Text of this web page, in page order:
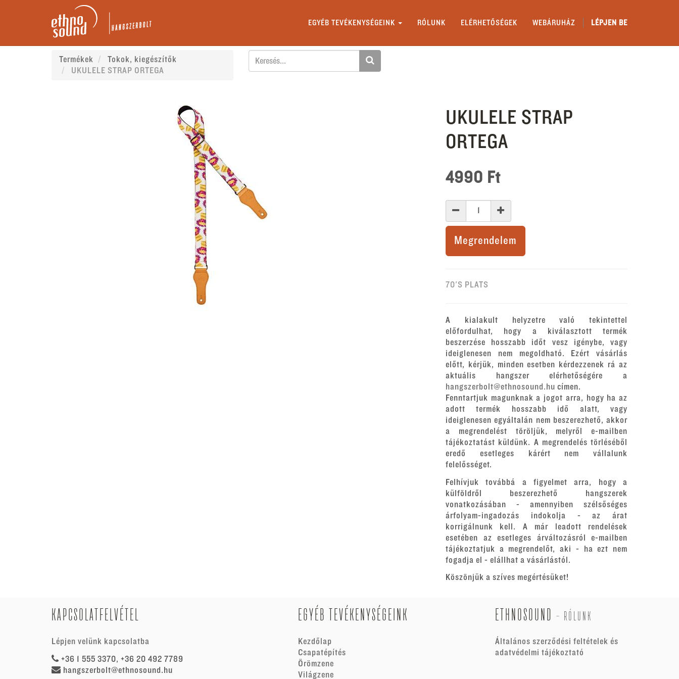
EGYÉB TEVÉKENYSÉGEINK RÓLUNK ELÉRHETŐSÉGEK WEBÁRUHÁZ LÉPJEN BE
Termékek
Tokok, kiegészítők
UKULELE STRAP ORTEGA
UKULELE STRAP
ORTEGA
4990 Ft
Megrendelem
70'S PLATS
A kialakult helyzetre való tekintettel
előfordulhat, hogy a kiválasztott termék
beszerzése hosszabb időt vesz igénybe, vagy
ideiglenesen nem megoldható. Ezért vásárlás
előtt, kérjük, minden esetben kérdezzenek rá az
aktuális hangszer elérhetőségére a
hangszerbolt@ethnosound.hu címen.
Fenntartjuk magunknak a jogot arra, hogy ha az
adott termék hosszabb idő alatt, vagy
ideiglenesen egyáltalán nem beszerezhető, akkor
a megrendelést töröljük, melyről e-mailben
tájékoztatást küldünk. A megrendelés törléséből
eredő esetleges kárért nem vállalunk
felelősséget.
Felhívjuk továbbá a figyelmet arra, hogy a
külföldről beszerezhető hangszerek
vonatkozásában - amennyiben szélsőséges
árfolyam-ingadozás indokolja - az árat
korrigálnunk kell. A már leadott rendelések
esetében az esetleges árváltozásról e-mailben
tájékoztatjuk a megrendelőt, aki - ha ezt nem
fogadja el - elállhat a vásárlástól.
Köszönjük a szíves megértésüket!
KAPCSOLATFELVÉTEL
Lépjen velünk kapcsolatba
+36 1 555 3370, +36 20 492 7789
hangszerbolt@ethnosound.hu
EGYÉB TEVÉKENYSÉGEINK
Kezdőlap
Csapatépítés
Örömzene
Világzene
ETHNOSOUND - RÓLUNK
Általános szerződési feltételek és
adatvédelmi tájékoztató